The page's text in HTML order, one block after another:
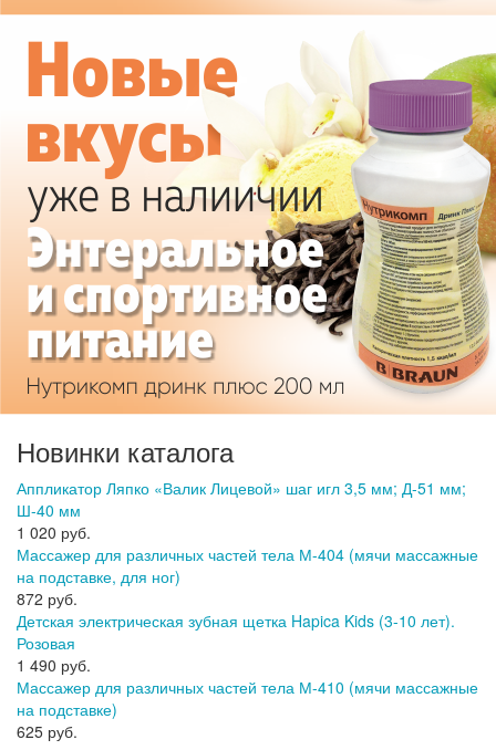
Новинки каталога
Аппликатор Ляпко «Валик Лицевой» шаг игл 3,5 мм; Д-51 мм;
Ш-40 мм
1 020 руб.
Массажер для различных частей тела М-404 (мячи массажные
на подставке, для ног)
872 руб.
Детская электрическая зубная щетка Hapica Kids (3-10 лет).
Розовая
1 490 руб.
Массажер для различных частей тела М-410 (мячи массажные
на подставке)
625 руб.